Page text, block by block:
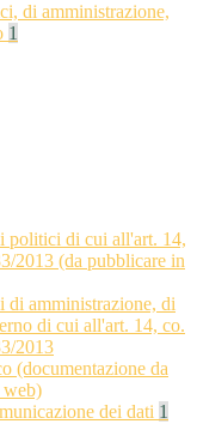
di amministrazione,
1
politici di cui all'art. 14,
2013 (da pubblicare in
amministrazione, di
di cui all'art. 14, co.
2013
(documentazione da
web)
dei dati 1